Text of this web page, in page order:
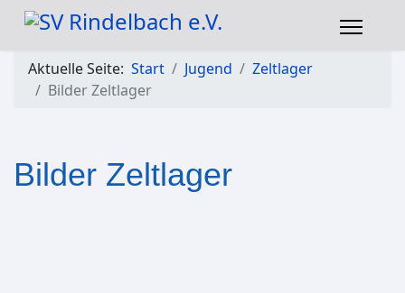
Aktuelle Seite: Start Jugend
Zeltlager
Bilder Zeltlager
Bilder Zeltlager